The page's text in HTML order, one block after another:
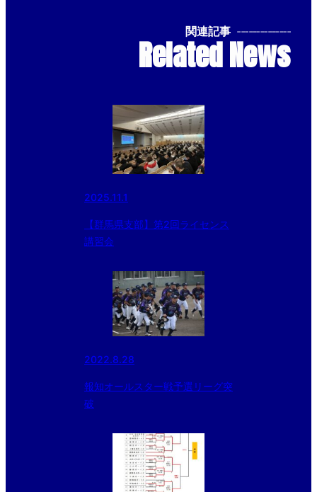
関連記事 --------------
Related News
2025.11.1
【群馬県支部】第2回ライセンス
講習会
2022.8.28
報知オールスター戦予選リーグ突
破